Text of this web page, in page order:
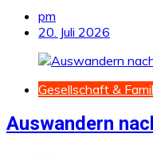
pm
20. Juli 2026
Gesellschaft &
Auswandern